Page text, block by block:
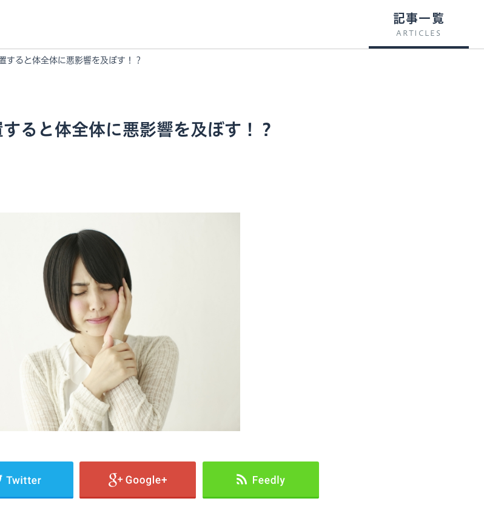
記事一覧
ARTICLES
すると体全体に悪影響を及ぼす！？
ると体全体に悪影響を及ぼす！？